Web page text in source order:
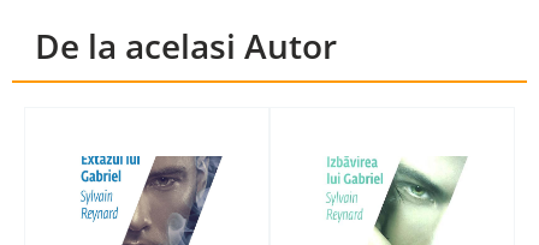
De la acelasi Autor